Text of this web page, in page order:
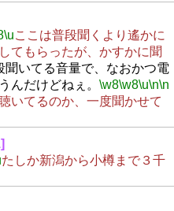
\uここは普段聞くより遙かに
てもらったが、かすかに聞
聞いてる音量で、なおかつ電
んだけどねぇ。 \w8\w8\u\n\n
いてるのか、一度聞かせて
たしか新潟から小樽まで３千